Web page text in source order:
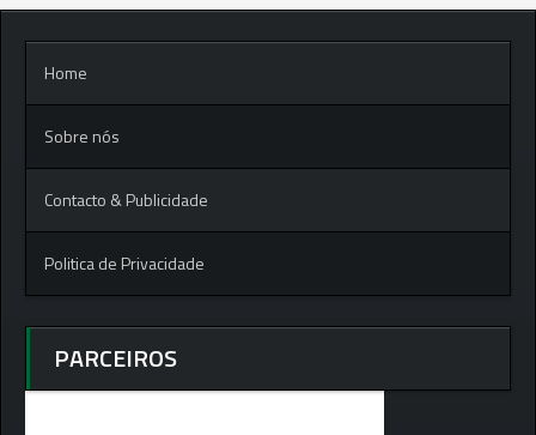
Home
Sobre nós
Contacto & Publicidade
Politica de Privacidade
PARCEIROS